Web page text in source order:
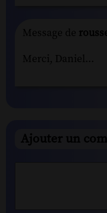
Message de
Merci, Daniel...
Ajouter un